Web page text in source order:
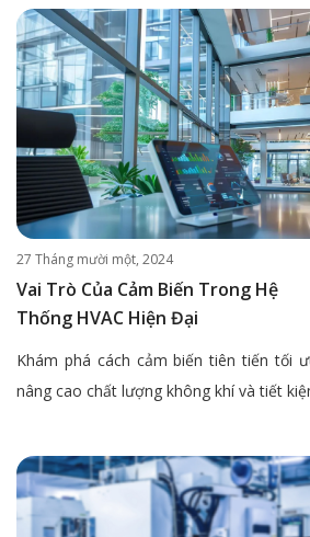
27 Tháng mười một, 2024
Vai Trò Của Cảm Biến Trong Hệ
Thống HVAC Hiện Đại
Khám phá cách cảm biến tiên tiến tối
nâng cao chất lượng không khí và tiết